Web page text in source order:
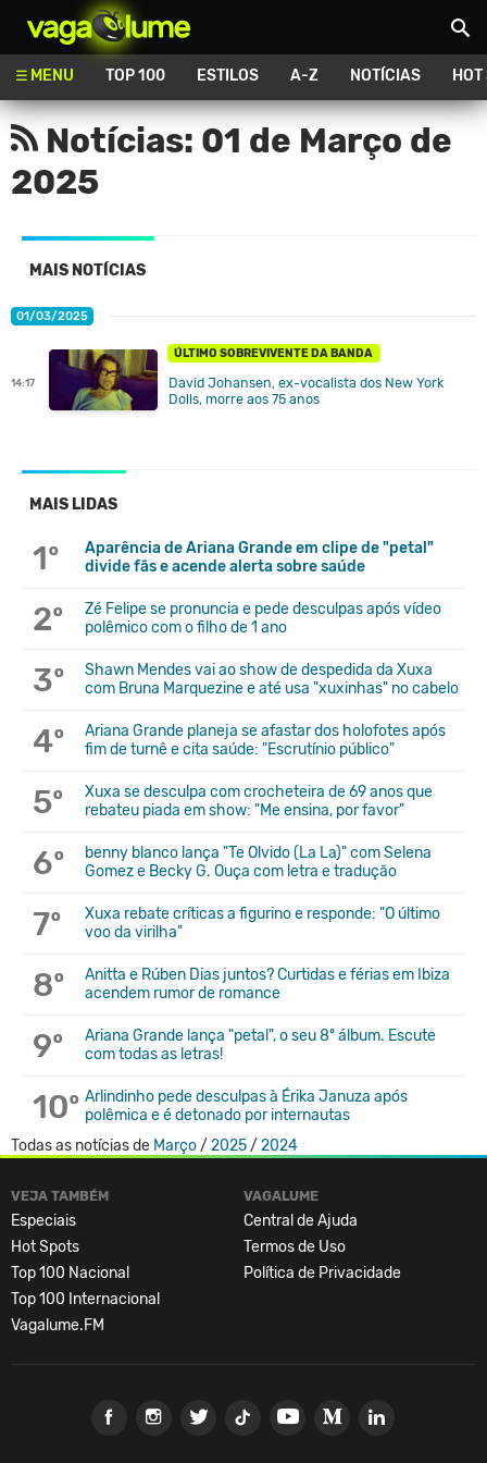
MENU TOP 100 ESTILOS A-Z NOTÍCIAS
Notícias: 01 de Março de
2025
MAIS NOTÍCIAS
01/03/2025
14:17
ÚLTIMO SOBREVIVENTE DA BANDA
David Johansen, ex-vocalista dos New York
Dolls, morre aos 75 anos
MAIS LIDAS
1º
Aparência de Ariana Grande em clipe de "petal"
divide fãs e acende alerta sobre saúde
2º
Zé Felipe se pronuncia e pede desculpas após vídeo
polêmico com o filho de 1 ano
3º
Shawn Mendes vai ao show de despedida da Xuxa
com Bruna Marquezine e até usa "xuxinhas" no cabelo
4º
Ariana Grande planeja se afastar dos holofotes após
fim de turnê e cita saúde: "Escrutínio público"
5º
Xuxa se desculpa com crocheteira de 69 anos que
rebateu piada em show: "Me ensina, por favor"
6º
benny blanco lança "Te Olvido (La La)" com Selena
Gomez e Becky G. Ouça com letra e tradução
7º
Xuxa rebate críticas a figurino e responde: "O último
voo da virilha"
8º
Anitta e Rúben Dias juntos? Curtidas e férias em Ibiza
acendem rumor de romance
9º
Ariana Grande lança "petal", o seu 8º álbum. Escute
com todas as letras!
10º Arlindinho pede desculpas à Érika Januza após
polêmica e é detonado por internautas
Todas as notícias de Março/ 2025/ 2024
VEJA TAMBÉM
Especiais
Hot Spots
Top 100 Nacional
Top 100 Internacional
Vagalume.FM
VAGALUME
Central de Ajuda
Termos de Uso
Política de Privacidade